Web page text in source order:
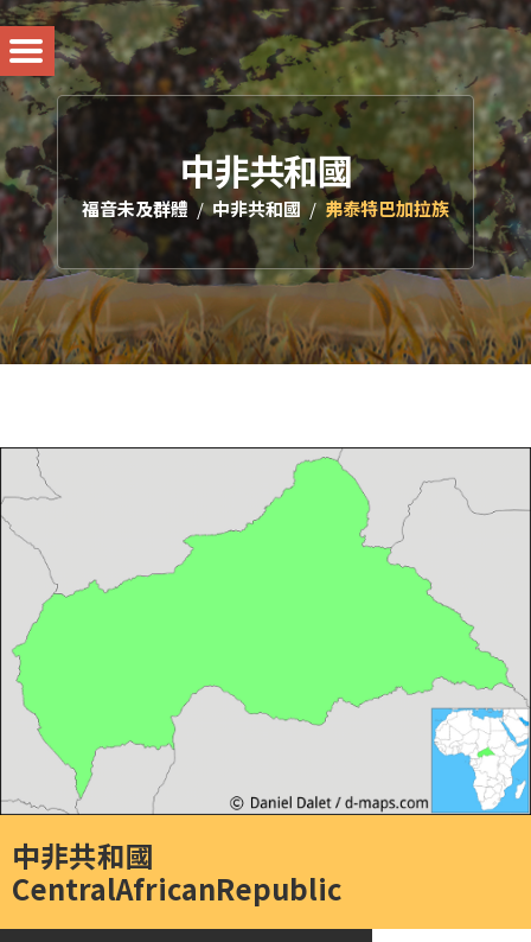
中非共和國
福音未及群體 中非共和國 弗泰特巴加拉族
中非共和國
CentralAfricanRepublic